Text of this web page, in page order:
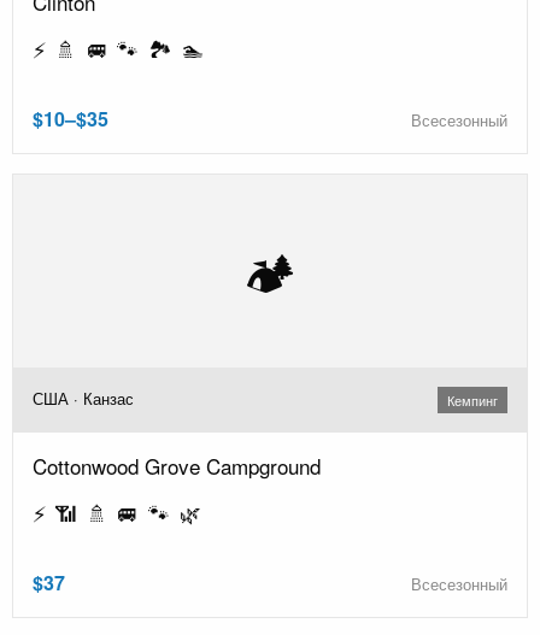
⚡ 🚿 🚐 🐾 🏞️ 🏊
$10–$35 Всесезонный
🏕️
США · Канзас Кемпинг
Cottonwood Grove Campground
⚡ 📶 🚿 🚐 🐾 🌿
$37 Всесезонный